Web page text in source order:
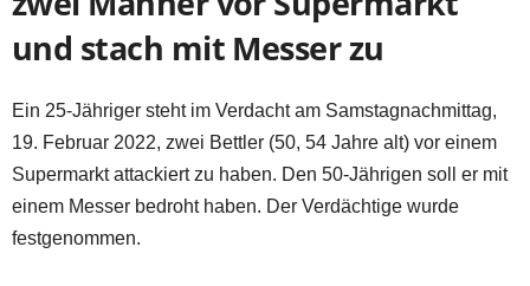
und stach mit Messer zu
Ein 25-Jähriger steht im Verdacht am Samstagnachmittag,
19. Februar 2022, zwei Bettler (50, 54 Jahre alt) vor einem
Supermarkt attackiert zu haben. Den 50-Jährigen soll er mit
einem Messer bedroht haben. Der Verdächtige wurde
festgenommen.